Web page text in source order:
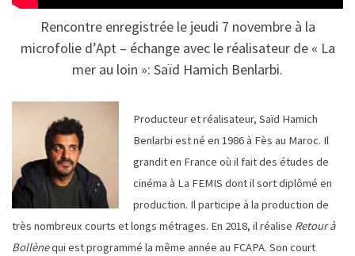
Rencontre enregistrée le jeudi 7 novembre à la
microfolie d’Apt – échange avec le réalisateur de « La
mer au loin »: Saïd Hamich Benlarbi.
Producteur et réalisateur, Saïd Hamich
Benlarbi est né en 1986 à Fès au Maroc. Il
grandit en France où il fait des études de
cinéma à La FEMIS dont il sort diplômé en
production. Il participe à la production de
très nombreux courts et longs métrages. En 2018, il réalise Retour à
Bollènequi est programmé la même année au FCAPA. Son court